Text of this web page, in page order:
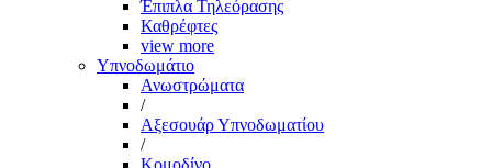
Έπιπλα Τηλεόρασης
Καθρέφτες
view more
Υπνοδωμάτιο
Ανωστρώματα
/
Αξεσουάρ Υπνοδωματίου
/
Κομοδίνο